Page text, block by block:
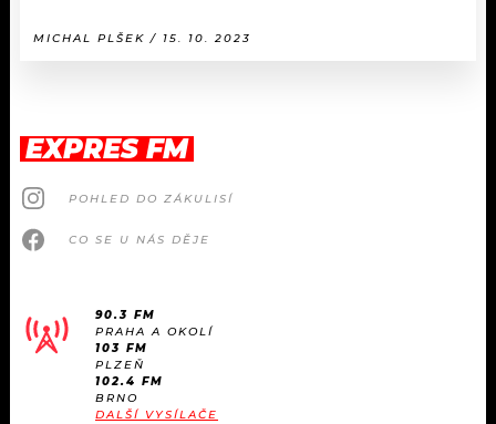
MICHAL PLŠEK / 15. 10. 2023
EXPRES FM
POHLED DO ZÁKULISÍ
CO SE U NÁS DĚJE
90.3 FM
PRAHA A OKOLÍ
103 FM
PLZEŇ
102.4 FM
BRNO
DALŠÍ VYSÍLAČE